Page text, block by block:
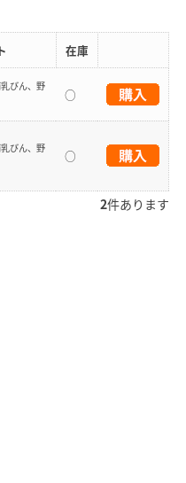
在庫
びん、野
○
びん、野
○
2件あります